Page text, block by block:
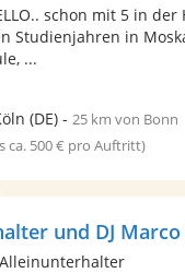
schon mit 5 in
Studienjahren in
...
(DE)- 25 km von Bonn
ca. 500 € pro Auftritt)
und DJ Marco